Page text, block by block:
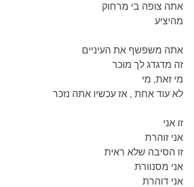
אתה צופה בי מרחוק
מהיציע
אתה משפשף את העיניים
זה מדגדג לך מוכר
מי זאת, מי
לא עוד אחת , אז עכשיו אתה נזכר
זו אני
אני זוהרת
זו הסיבה שלא ראית
אני מסנוורת
אני דוהרת